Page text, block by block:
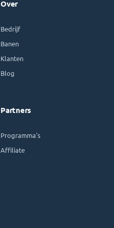
Over
Bedrijf
Banen
Klanten
Blog
Partners
Programma's
Affiliate